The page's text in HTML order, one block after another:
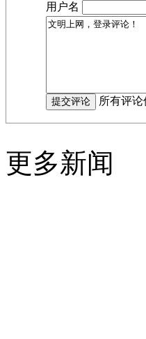
用户名
所有评
更多新闻